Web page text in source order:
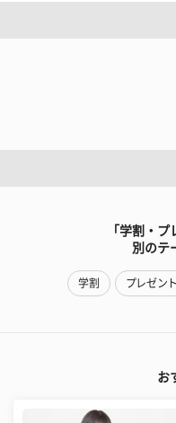
「学割・
別のテ
学割 プレゼント
お